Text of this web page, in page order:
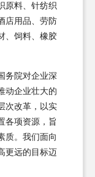
原料、针纺织
店用品、劳防
、饲料、橡胶
务院对企业深
动企业壮大的
次改革，以实
各项资源，旨
质。我们面向
更远的目标迈